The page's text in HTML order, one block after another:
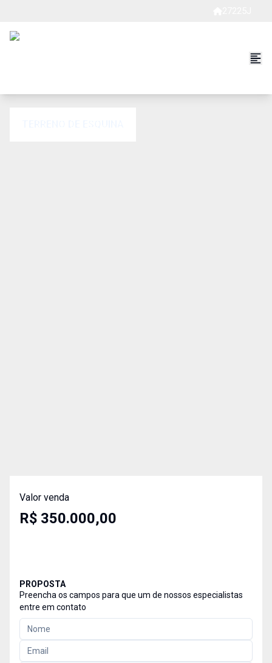
Valor venda
R$ 350.000,00
PROPOSTA
Preencha os campos para que um de nossos especialistas
entre em contato